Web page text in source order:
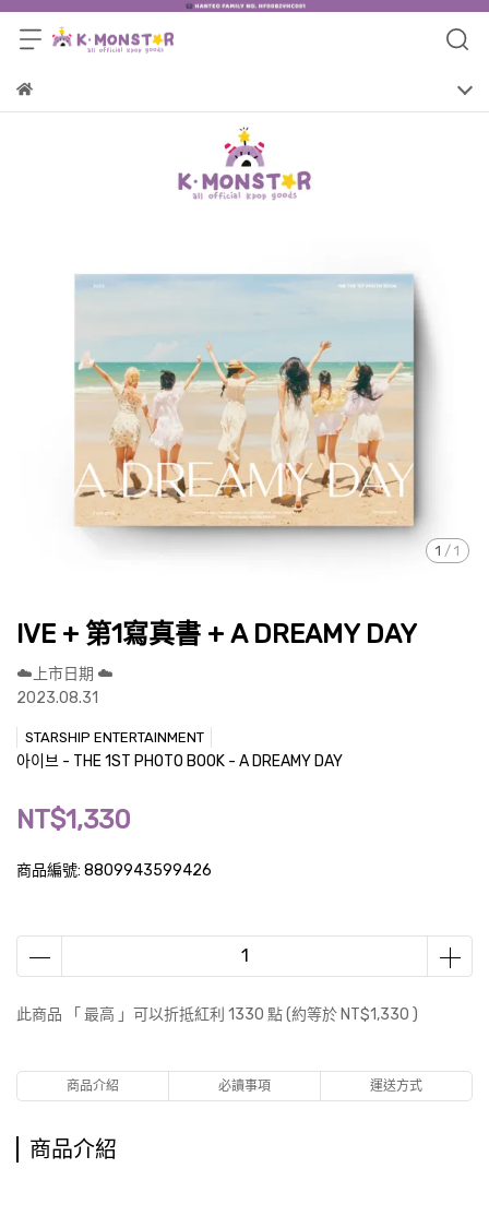
1 / 1
IVE + 第1寫真書 + A DREAMY DAY
☁️上市日期 ☁️
2023.08.31
STARSHIP ENTERTAINMENT
아이브 - THE 1ST PHOTO BOOK - A DREAMY DAY
NT$1,330
商品編號: 8809943599426
此商品 「 最高 」可以折抵紅利 1330 點 (約等於 NT$1,330 )
商品介紹 必讀事項 運送方式
商品介紹